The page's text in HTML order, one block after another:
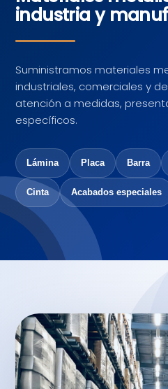
industria y
Suministramos materiales
industriales, comerciales y
atención a medidas,
específicos.
Lámina Placa Barra
Cinta Acabados especiales